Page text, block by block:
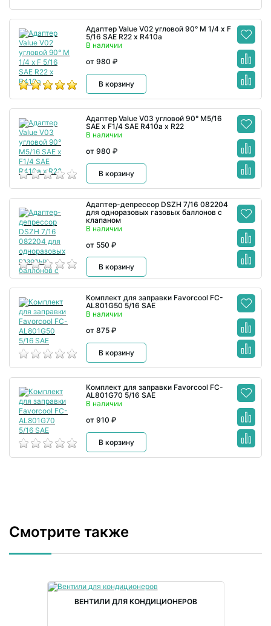
Адаптер Value V02 угловой 90° M 1/4 x F
5/16 SAE R22 x R410a
В наличии
от 980 ₽
В корзину
Адаптер Value V03 угловой 90° M5/16
SAE x F1/4 SAE R410a х R22
В наличии
от 980 ₽
В корзину
Адаптер-депрессор DSZH 7/16 082204
для одноразовых газовых баллонов с
клапаном
В наличии
от 550 ₽
В корзину
Комплект для заправки Favorcool FC-
AL801G50 5/16 SAE
В наличии
от 875 ₽
В корзину
Комплект для заправки Favorcool FC-
AL801G70 5/16 SAE
В наличии
от 910 ₽
В корзину
Смотрите также
ВЕНТИЛИ ДЛЯ КОНДИЦИОНЕРОВ